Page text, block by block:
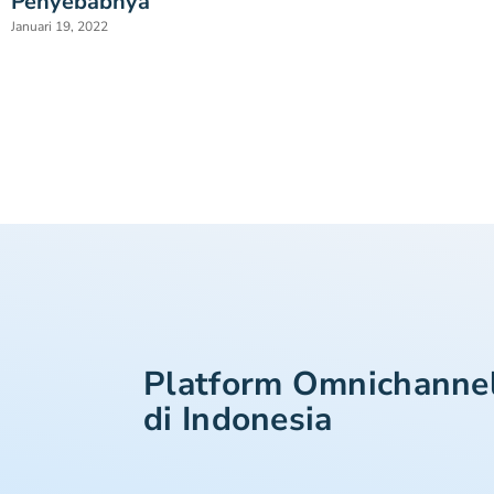
Januari 19, 2022
Platform
di Indonesia